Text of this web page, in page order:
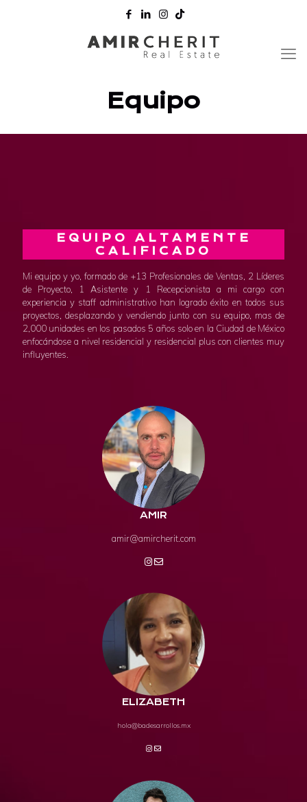
Equipo
EQUIPO ALTAMENTE
CALIFICADO
Mi equipo y yo, formado de +13 Profesionales de Ventas, 2 Líderes
de Proyecto, 1 Asistente y 1 Recepcionista a mi cargo con
experiencia y staff administrativo han logrado éxito en todos sus
proyectos, desplazando y vendiendo junto con su equipo, mas de
2,000 unidades en los pasados 5 años solo en la Ciudad de México
enfocándose a nivel residencial y residencial plus con clientes muy
influyentes.
AMIR
amir@amircherit.com
ELIZABETH
hola@badesarrollos.mx